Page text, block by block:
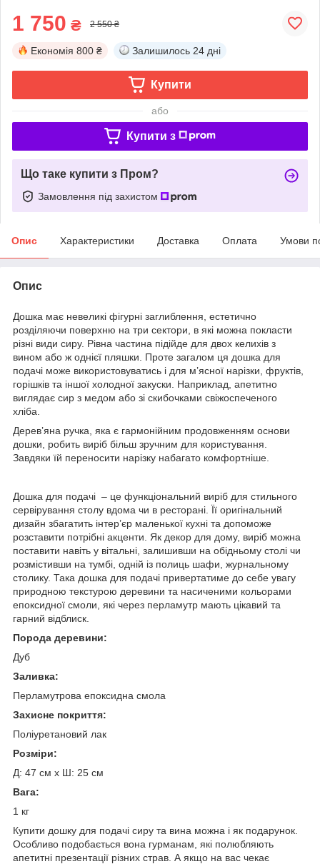
1 750 ₴ 2 550 ₴
Економія 800 ₴ Залишилось 24 дні
Купити
або
Купити з
Що таке купити з Пром?
Замовлення під захистом
Опис Характеристики Доставка Оплата Умови
Опис
Дошка має невеликі фігурні заглиблення, естетично
розділяючи поверхню на три сектори, в які можна покласти
різні види сиру. Рівна частина підійде для двох келихів з
вином або ж однієї пляшки. Проте загалом ця дошка для
подачі може використовуватись і для м’ясної нарізки, фруктів,
горішків та іншої холодної закуски. Наприклад, апетитно
виглядає сир з медом або зі скибочками свіжоспеченого
хліба.
Дерев’яна ручка, яка є гармонійним продовженням основи
дошки, робить виріб більш зручним для користування.
Завдяки їй переносити нарізку набагато комфортніше.
Дошка для подачі – це функціональний виріб для стильного
сервірування столу вдома чи в ресторані. Її оригінальний
дизайн збагатить інтер’єр маленької кухні та допоможе
розставити потрібні акценти. Як декор для дому, виріб можна
поставити навіть у вітальні, залишивши на обідньому столі чи
розмістивши на тумбі, одній із полиць шафи, журнальному
столику. Така дошка для подачі привертатиме до себе увагу
природною текстурою деревини та насиченими кольорами
епоксидної смоли, які через перламутр мають цікавий та
гарний відблиск.
Порода деревини:
Дуб
Заливка:
Перламутрова епоксидна смола
Захисне покриття:
Поліуретановий лак
Розміри:
Д: 47 см x Ш: 25 см
Вага:
1 кг
Купити дошку для подачі сиру та вина можна і як подарунок.
Особливо подобається вона гурманам, які полюбляють
апетитні презентації різних страв. А якщо на вас чекає